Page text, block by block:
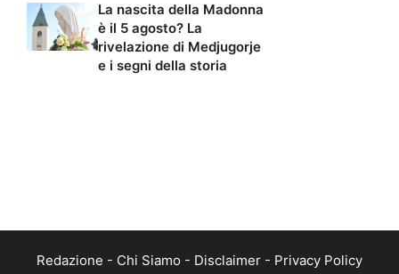
La nascita della Madonna
è il 5 agosto? La
rivelazione di Medjugorje
e i segni della storia
Redazione - Chi Siamo - Disclaimer - Privacy Policy